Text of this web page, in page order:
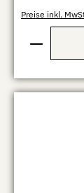
Preise inkl.
Produkt